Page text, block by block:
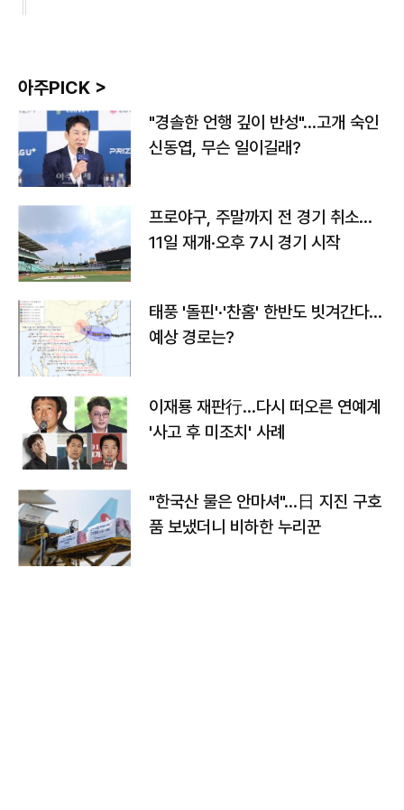
아주PICK >
"경솔한 언행 깊이 반성"…고개 숙인
신동엽, 무슨 일이길래?
프로야구, 주말까지 전 경기 취소…
11일 재개·오후 7시 경기 시작
태풍 '돌핀'·'찬홈' 한반도 빗겨간다…
예상 경로는?
이재룡 재판行…다시 떠오른 연예계
'사고 후 미조치' 사례
"한국산 물은 안마셔"…日 지진 구호
품 보냈더니 비하한 누리꾼